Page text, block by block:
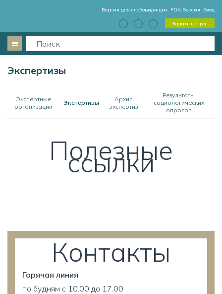
PDA Версия
Версия для слабовидящих Вход
Задать вопрос
Экспертизы
Экспертные
организации
Экспертизы
Архив
экспертиз
Результаты
социологических
опросов
Полезные
ссылки
Контакты
Горячая линия
по будням с 10.00 до 17.00